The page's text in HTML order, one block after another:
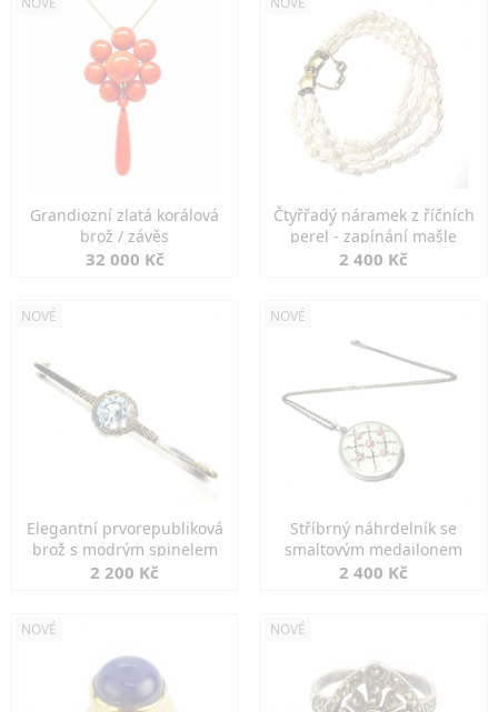
Grandiozní zlatá korálová
brož / závěs
32 000 Kč
Čtyřřadý náramek z říčních
perel - zapínání mašle
2 400 Kč
NOVÉ
Elegantní prvorepubliková
brož s modrým spinelem
2 200 Kč
NOVÉ
Stříbrný náhrdelník se
smaltovým medailonem
2 400 Kč
NOVÉ NOVÉ